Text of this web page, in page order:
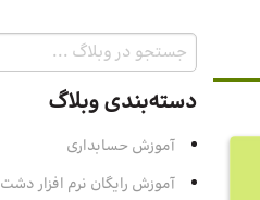
دسته‌بندی وبلاگ
آموزش حسابداری
آموزش رایگان نرم افزار دشت